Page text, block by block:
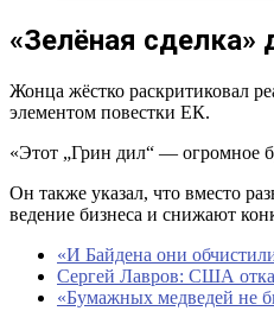
«Зелёная
Жонца жёстко раскритиковал
элементом повестки ЕК.
«Этот „Грин дил“ — огромное
Он также указал, что вместо
ведение бизнеса и снижают
«И Байдена они
Сергей Лавров: США
«Бумажных медведей не